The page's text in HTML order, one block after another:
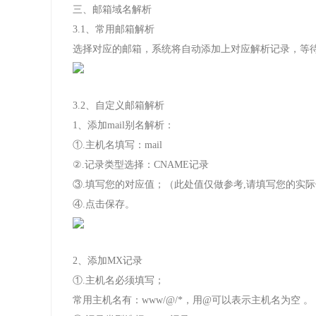
三、邮箱域名解析
3.1、常用邮箱解析
选择对应的邮箱，系统将自动添加上对应解析记录，等
3.2、自定义邮箱解析
1、添加mail别名解析：
①.主机名填写：mail
②.记录类型选择：CNAME记录
③.填写您的对应值；（此处值仅做参考,请填写您的实际
④.点击保存。
2、添加MX记录
①.主机名必须填写；
常用主机名有：www/@/*，用@可以表示主机名为空 。